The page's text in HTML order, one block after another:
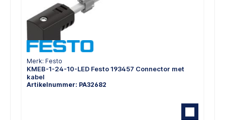
Merk: Festo
KMEB-1-24-10-LED Festo 193457 Connector met
kabel
Artikelnummer: PA32682